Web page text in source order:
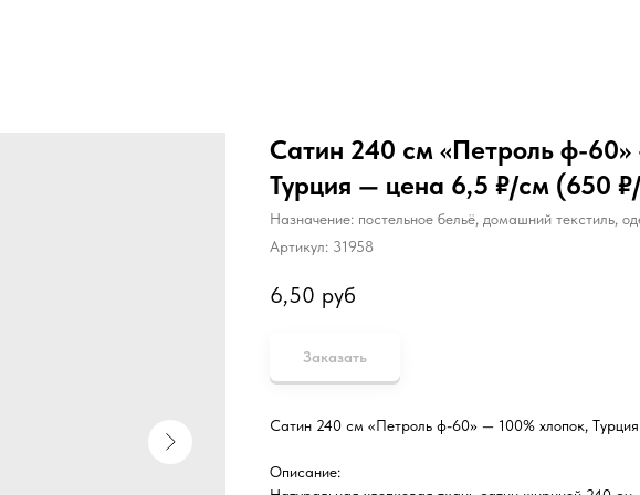
Сатин 240 см «Петроль ф-60»
Турция — цена 6,5 ₽/см (650
Назначение: постельное бельё, домашний текстиль,
Артикул: 31958
6,50 руб
Заказать
Сатин 240 см «Петроль ф-60» — 100% хлопок, Турция
Описание: